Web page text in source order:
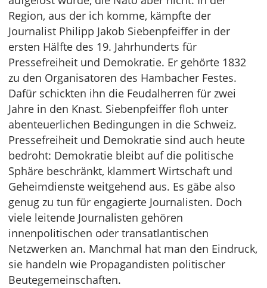
Region, aus der ich komme, kämpfte der
Journalist Philipp Jakob Siebenpfeiffer in der
ersten Hälfte des 19. Jahrhunderts für
Pressefreiheit und Demokratie. Er gehörte 1832
zu den Organisatoren des Hambacher Festes.
Dafür schickten ihn die Feudalherren für zwei
Jahre in den Knast. Siebenpfeiffer floh unter
abenteuerlichen Bedingungen in die Schweiz.
Pressefreiheit und Demokratie sind auch heute
bedroht: Demokratie bleibt auf die politische
Sphäre beschränkt, klammert Wirtschaft und
Geheimdienste weitgehend aus. Es gäbe also
genug zu tun für engagierte Journalisten. Doch
viele leitende Journalisten gehören
innenpolitischen oder transatlantischen
Netzwerken an. Manchmal hat man den Eindruck,
sie handeln wie Propagandisten politischer
Beutegemeinschaften.